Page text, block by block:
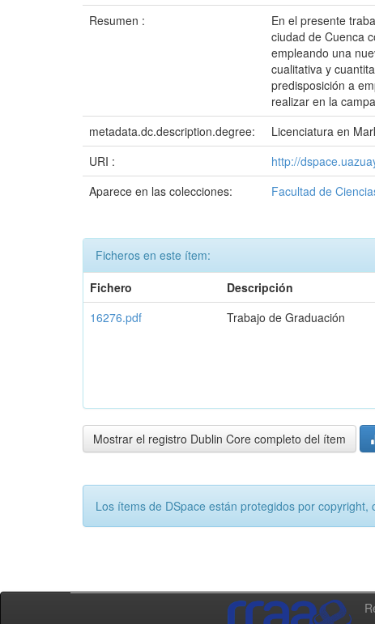
Resumen :
En el presente
ciudad de Cuenca
empleando una
cualitativa y
predisposición a
realizar en la
metadata.dc.description.degree:
Licenciatura en
URI :
http://
Aparece en las colecciones:
Facultad de
Ficheros en este ítem:
Fichero
Descripción
16276.pdf
Trabajo de Graduación
Mostrar el registro Dublin Core completo del ítem
Los ítems de DSpace están protegidos por